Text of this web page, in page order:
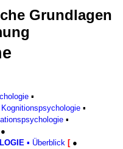
Grundlagen
▪
Kognitionspsychologie ▪
▪
●
GI E ▪ Überblick [ ●